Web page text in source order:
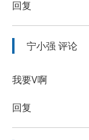
回复
宁小强 评论
我要V啊
回复